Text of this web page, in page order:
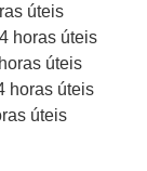
úteis
horas úteis
úteis
horas úteis
úteis